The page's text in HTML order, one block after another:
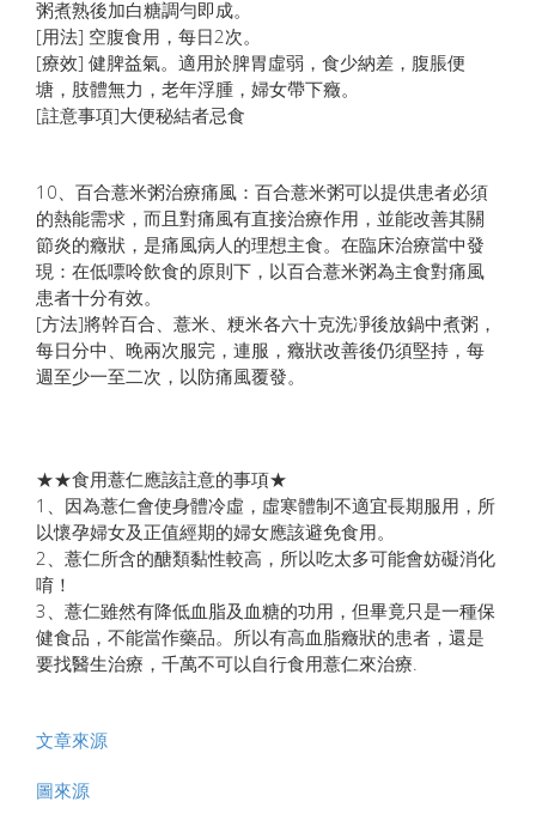
粥煮熟後加白糖調勻即成。
[用法] 空腹食用，每日2次。
[療效] 健脾益氣。適用於脾胃虛弱，食少納差，腹脹便
塘，肢體無力，老年浮腫，婦女帶下癥。
[註意事項]大便秘結者忌食
10、百合薏米粥治療痛風：百合薏米粥可以提供患者必須
的熱能需求，而且對痛風有直接治療作用，並能改善其關
節炎的癥狀，是痛風病人的理想主食。在臨床治療當中發
現：在低嘌呤飲食的原則下，以百合薏米粥為主食對痛風
患者十分有效。
[方法]將幹百合、薏米、粳米各六十克洗凈後放鍋中煮粥，
每日分中、晚兩次服完，連服，癥狀改善後仍須堅持，每
週至少一至二次，以防痛風覆發。
★★食用薏仁應該註意的事項★
1、因為薏仁會使身體冷虛，虛寒體制不適宜長期服用，所
以懷孕婦女及正值經期的婦女應該避免食用。
2、薏仁所含的醣類黏性較高，所以吃太多可能會妨礙消化
唷！
3、薏仁雖然有降低血脂及血糖的功用，但畢竟只是一種保
健食品，不能當作藥品。所以有高血脂癥狀的患者，還是
要找醫生治療，千萬不可以自行食用薏仁來治療.
文章來源
圖來源